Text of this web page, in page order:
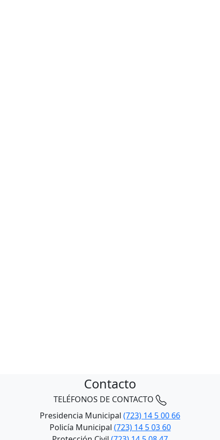
Contacto
TELÉFONOS DE CONTACTO
Presidencia Municipal (723) 14 5 00 66
Policía Municipal (723) 14 5 03 60